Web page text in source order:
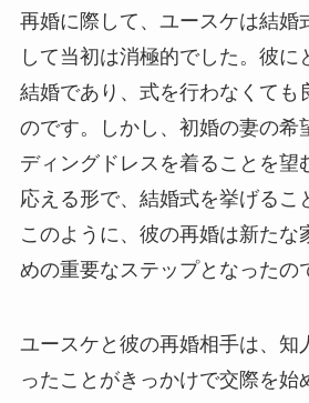
再婚に際して、ユースケは結婚
して当初は消極的でした。彼に
結婚であり、式を行わなくても
のです。しかし、初婚の妻の希
ディングドレスを着ることを望
応える形で、結婚式を挙げるこ
このように、彼の再婚は新たな
めの重要なステップとなったの
ユースケと彼の再婚相手は、知
ったことがきっかけで交際を始